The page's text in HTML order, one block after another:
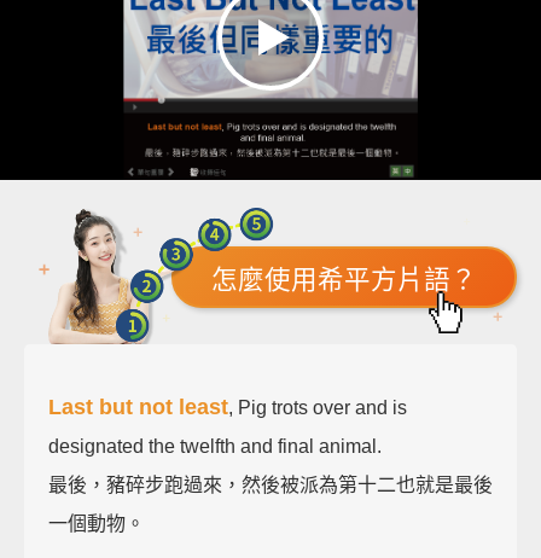
怎麼使用希平方片語？
Last but not least, Pig trots over and is
designated the twelfth and final animal.
最後，豬碎步跑過來，然後被派為第十二也就是最後
一個動物。